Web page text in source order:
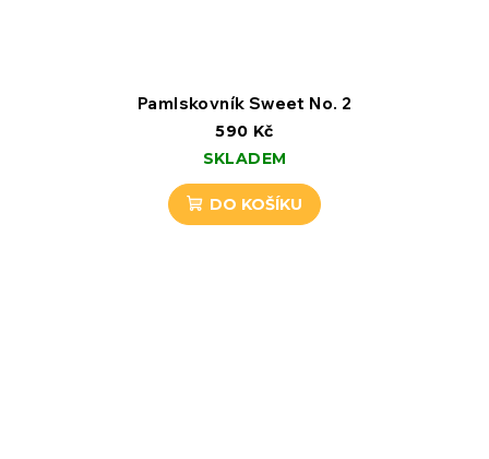
Pamlskovník Sweet No. 2
590 Kč
SKLADEM
DO KOŠÍKU